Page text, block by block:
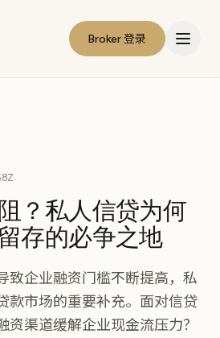
Broker 登录
？私人信贷为何
存的必争之地
致企业融资门槛不断提高，私
款市场的重要补充。面对信贷
资渠道缓解企业现金流压力？